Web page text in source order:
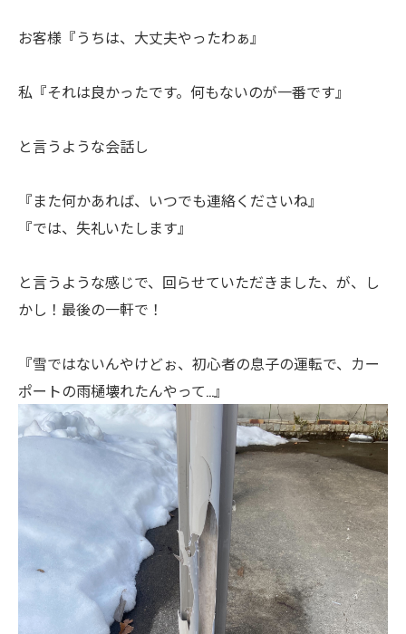
お客様『うちは、大丈夫やったわぁ』
私『それは良かったです。何もないのが一番です』
と言うような会話し
『また何かあれば、いつでも連絡くださいね』
『では、失礼いたします』
と言うような感じで、回らせていただきました、が、し
かし！最後の一軒で！
『雪ではないんやけどぉ、初心者の息子の運転で、カー
ポートの雨樋壊れたんやって…』